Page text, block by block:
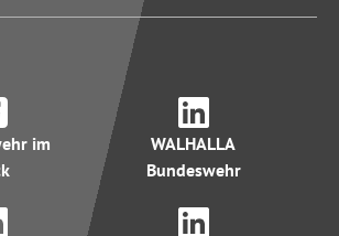
im
WALHALLA
Bundeswehr